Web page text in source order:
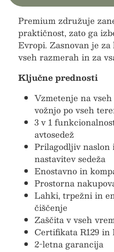
Premium združuje
praktičnost, zato ga
Evropi. Zasnovan je
vseh razmerah in za
Ključne prednosti
Vzmetenje na
vožnjo po vseh
3 v 1
avtosedež
Prilagodljiv naslon
nastavitev sedeža
Enostavno in
Prostorna
Lahki, trpežni in
čiščenje
Zaščita v vseh
Certifikata R129 in
2-letna garancija